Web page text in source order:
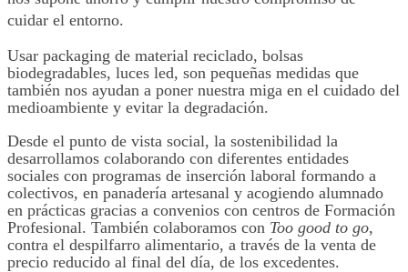
cuidar el entorno.
Usar packaging de material reciclado, bolsas
biodegradables, luces led, son pequeñas medidas que
también nos ayudan a poner nuestra miga en el cuidado del
medioambiente y evitar la degradación.
Desde el punto de vista social, la sostenibilidad la
desarrollamos colaborando con diferentes entidades
sociales con programas de inserción laboral formando a
colectivos, en panadería artesanal y acogiendo alumnado
en prácticas gracias a convenios con centros de Formación
Profesional. También colaboramos con Too good to go,
contra el despilfarro alimentario, a través de la venta de
precio reducido al final del día, de los excedentes.